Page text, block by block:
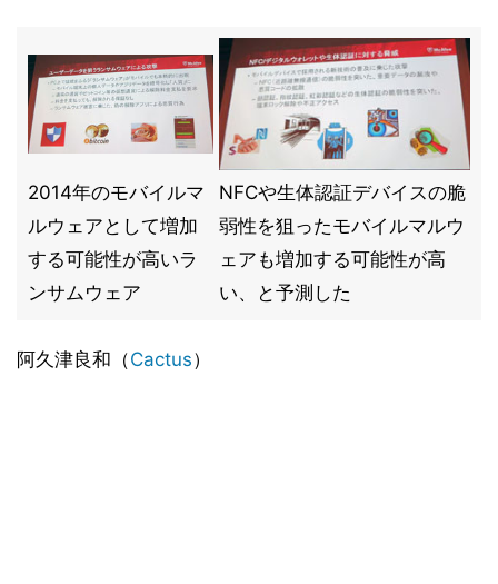
2014年のモバイルマ
ルウェアとして増加
する可能性が高いラ
ンサムウェア
NFCや生体認証デバイスの脆
弱性を狙ったモバイルマルウ
ェアも増加する可能性が高
い、と予測した
阿久津良和（Cactus）